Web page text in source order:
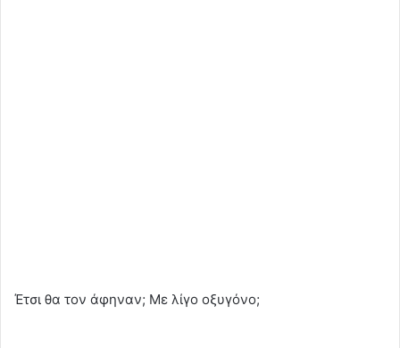
Έτσι θα τον άφηναν; Με λίγο οξυγόνο;